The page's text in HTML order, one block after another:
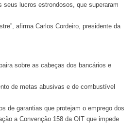
seus lucros estrondosos, que superaram
afirma Carlos Cordeiro, presidente da
sobre as cabeças dos bancários e
de metas abusivas e de combustível
de garantias que protejam o emprego dos
a Convenção 158 da OIT que impede